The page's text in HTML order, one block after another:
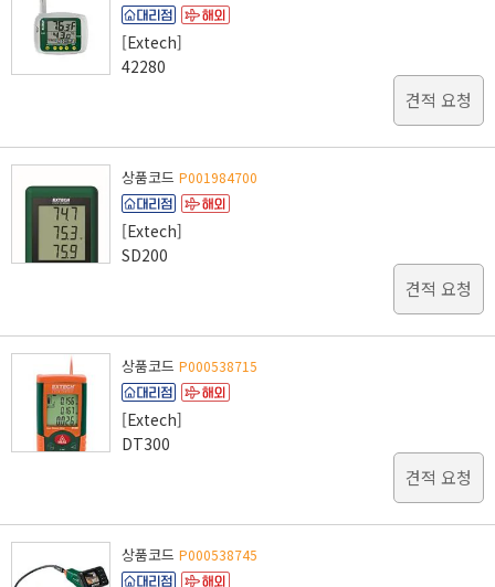
[Extech]
42280
견적 요청
상품코드 P001984700
[Extech]
SD200
견적 요청
상품코드 P000538715
[Extech]
DT300
견적 요청
상품코드 P000538745